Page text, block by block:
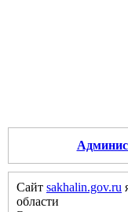
Сайт sakhalin.gov.ru
области